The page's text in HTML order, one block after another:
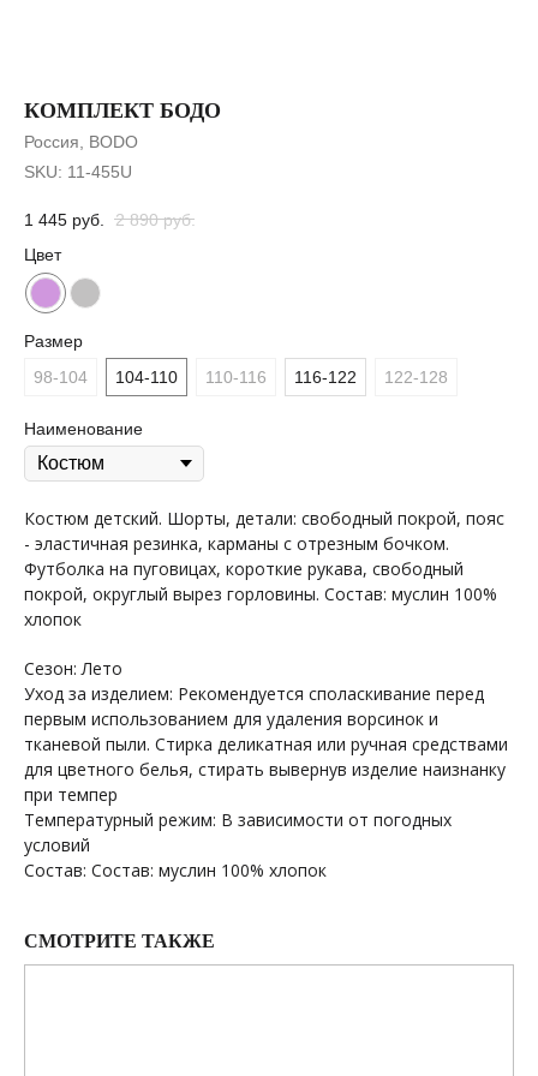
КОМПЛЕКТ БОДО
Россия, BODO
SKU: 11-455U
1 445 руб. 2 890 руб.
Цвет
Размер
98-104
104-110 110-116 116-122 122-128
Наименование
Костюм детский. Шорты, детали: свободный покрой, пояс
- эластичная резинка, карманы с отрезным бочком.
Футболка на пуговицах, короткие рукава, свободный
покрой, округлый вырез горловины. Состав: муслин 100%
хлопок
Сезон: Лето
Уход за изделием: Рекомендуется споласкивание перед
первым использованием для удаления ворсинок и
тканевой пыли. Стирка деликатная или ручная средствами
для цветного белья, стирать вывернув изделие наизнанку
при темпер
Температурный режим: В зависимости от погодных
условий
Состав: Состав: муслин 100% хлопок
СМОТРИТЕ ТАКЖЕ